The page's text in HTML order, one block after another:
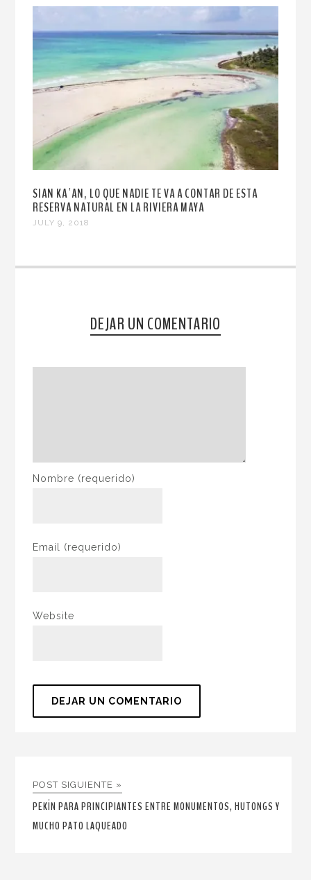
SIAN KA´AN, LO QUE NADIE TE VA A CONTAR DE ESTA
RESERVA NATURAL EN LA RIVIERA MAYA
JULY 9, 2018
DEJAR UN COMENTARIO
Nombre (requerido)
Email (requerido)
Website
POST SIGUIENTE »
PEKÍN PARA PRINCIPIANTES ENTRE MONUMENTOS, HUTONGS Y
MUCHO PATO LAQUEADO